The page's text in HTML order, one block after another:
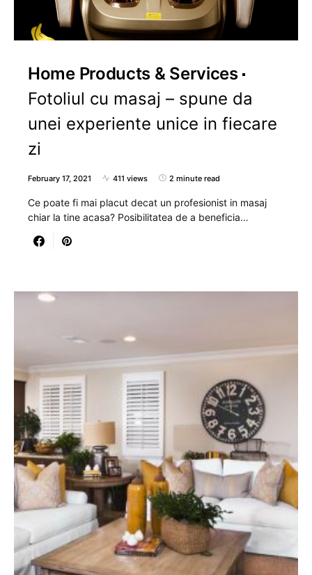
Home Products & Services
Fotoliul cu masaj – spune da
unei experiente unice in fiecare
zi
February 17, 2021 411 views 2 minute read
Ce poate fi mai placut decat un profesionist in masaj
chiar la tine acasa? Posibilitatea de a beneficia…